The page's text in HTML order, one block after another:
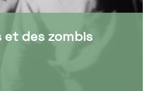
et des zombis